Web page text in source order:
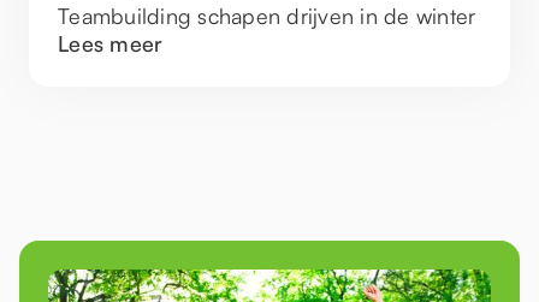
Teambuilding schapen drijven in de winter
Lees meer